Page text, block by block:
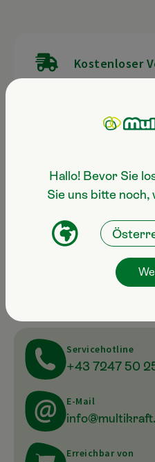
Kostenloser
Zustellung in
Servicehotline
+43 7247 50
E-Mail
Erreichbar von
Hallo! Bevor Sie
Sie uns bitte noch,